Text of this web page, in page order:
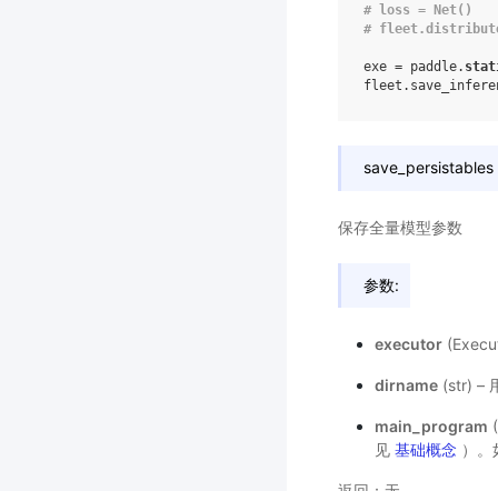
# loss = Net()
#
exe = paddle.
save_persistables
保存全量模型参数
参数:
executor
dirname(str) –
main_program
见 基础概念 ）